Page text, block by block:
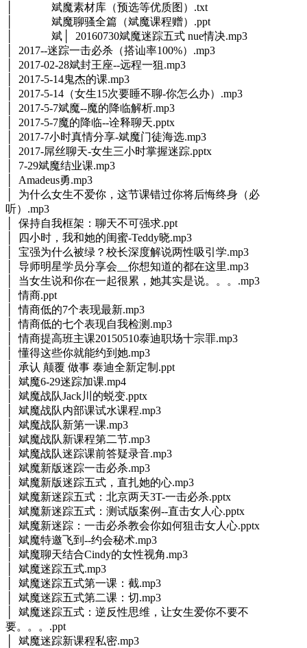
│ 斌魔素材库（预选等优质图）.txt
│ 斌魔聊骚全篇（斌魔课程赠）.ppt
│ 斌│ 20160730斌魔迷踪五式 nue情决.mp3
│ 2017--迷踪一击必杀（搭讪率100%）.mp3
│ 2017-02-28斌封王座--远程一狙.mp3
│ 2017-5-14鬼杰的课.mp3
│ 2017-5-14（女生15次要睡不聊-你怎么办）.mp3
│ 2017-5-7斌魔--魔的降临解析.mp3
│ 2017-5-7魔的降临--诠释聊天.pptx
│ 2017-7小时真情分享-斌魔门徒海选.mp3
│ 2017-屌丝聊天-女生三小时掌握迷踪.pptx
│ 7-29斌魔结业课.mp3
│ Amadeus勇.mp3
│ 为什么女生不爱你，这节课错过你将后悔终身（必
听）.mp3
│ 保持自我框架：聊天不可强求.ppt
│ 四小时，我和她的闺蜜-Teddy晓.mp3
│ 宝强为什么被绿？校长深度解说两性吸引学.mp3
│ 导师明星学员分享会__你想知道的都在这里.mp3
│ 当女生说和你在一起很累，她其实是说。。。.mp3
│ 情商.ppt
│ 情商低的7个表现最新.mp3
│ 情商低的七个表现自我检测.mp3
│ 情商提高班主课20150510泰迪职场十宗罪.mp3
│ 懂得这些你就能约到她.mp3
│ 承认 颠覆 做事 泰迪全新定制.ppt
│ 斌魔6-29迷踪加课.mp4
│ 斌魔战队Jack川的蜕变.pptx
│ 斌魔战队内部课试水课程.mp3
│ 斌魔战队新第一课.mp3
│ 斌魔战队新课程第二节.mp3
│ 斌魔战队迷踪课前答疑录音.mp3
│ 斌魔新版迷踪一击必杀.mp3
│ 斌魔新版迷踪五式，直扎她的心.mp3
│ 斌魔新迷踪五式：北京两天3T-一击必杀.pptx
│ 斌魔新迷踪五式：测试版案例--直击女人心.pptx
│ 斌魔新迷踪：一击必杀教会你如何狙击女人心.pptx
│ 斌魔特邀飞到--约会秘术.mp3
│ 斌魔聊天结合Cindy的女性视角.mp3
│ 斌魔迷踪五式.mp3
│ 斌魔迷踪五式第一课：截.mp3
│ 斌魔迷踪五式第二课：切.mp3
│ 斌魔迷踪五式：逆反性思维，让女生爱你不要不
要。。。.ppt
│ 斌魔迷踪新课程私密.mp3